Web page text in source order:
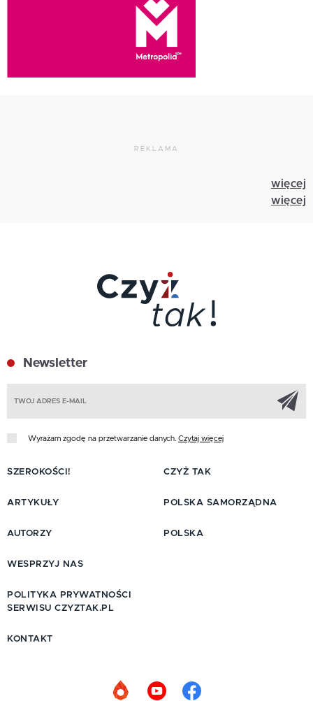
REKLAMA
więcej
więcej
Newsletter
Wyrażam zgodę na przetwarzanie danych. Czytaj więcej
SZEROKOŚCI!
ARTYKUŁY
AUTORZY
CZYŻ TAK
POLSKA SAMORZĄDNA
POLSKA
WESPRZYJ NAS
POLITYKA PRYWATNOŚCI
SERWISU CZYZTAK.PL
KONTAKT